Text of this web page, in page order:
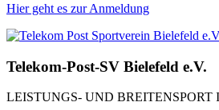
Hier geht es zur Anmeldung
Telekom-Post-SV Bielefeld e.V.
LEISTUNGS- UND BREITENSPORT